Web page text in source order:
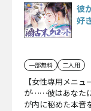
彼
好
一部無料 二人用
【女性専用メニ
が……彼はあなた
が内に秘めた本音